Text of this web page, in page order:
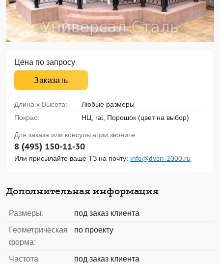
Цена по запросу
Заказать
Длина х Высота:
Любые размеры
Покрас:
НЦ, ral, Порошок (цвет на выбор)
Для заказа или консультации звоните:
8 (495) 150-11-30
Или присылайте ваше ТЗ на почту: info@dveri-2000.ru
Дополнительная информация
Размеры:
под заказ клиента
Геометрическая
форма:
по проекту
Частота
под заказ клиента